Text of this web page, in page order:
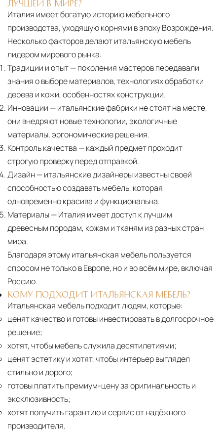
ЛУЧШЕЙ В МИРЕ?
Италия имеет богатую историю мебельного
производства, уходящую корнями в эпоху Возрождения.
Несколько факторов делают итальянскую мебель
лидером мирового рынка:
Традиции и опыт— поколения мастеров передавали
знания о выборе материалов, технологиях обработки
дерева и кожи, особенностях конструкции.
Инновации — итальянские фабрики не стоят на месте,
они внедряют новые технологии, экологичные
материалы, эргономические решения.
Контроль качества — каждый предмет проходит
строгую проверку перед отправкой.
Дизайн— итальянские дизайнеры известны своей
способностью создавать мебель, которая
одновременно красива и функциональна.
Материалы— Италия имеет доступ к лучшим
древесным породам, кожам и тканям из разных стран
мира.
Благодаря этому итальянская мебель пользуется
спросом не только в Европе, но и во всём мире, включая
Россию.
КОМУ ПОДХОДИТ ИТАЛЬЯНСКАЯ МЕБЕЛЬ?
Итальянская мебель подходит людям, которые:
ценят качество и готовы инвестировать в долгосрочное
решение;
хотят, чтобы мебель служила десятилетиями;
ценят эстетику и хотят, чтобы интерьер выглядел
стильно и дорого;
готовы платить премиум-цену за оригинальность и
эксклюзивность;
хотят получить гарантию и сервис от надёжного
производителя.